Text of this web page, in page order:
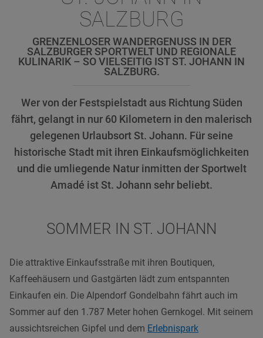
SALZBURG
GRENZENLOSER WANDERGENUSS IN DER
SALZBURGER SPORTWELT UND REGIONALE
KULINARIK – SO VIELSEITIG IST ST. JOHANN IN
SALZBURG.
Wer von der Festspielstadt aus Richtung Süden
fährt, gelangt in nur 60 Kilometern in den malerisch
gelegenen Urlaubsort St. Johann. Für seine
historische Stadt mit ihren Einkaufsmöglichkeiten
und die umliegende Natur inmitten der Sportwelt
Amadé ist St. Johann sehr beliebt.
SOMMER IN ST. JOHANN
Die attraktive Einkaufsstraße mit ihren Boutiquen,
Kaffeehäusern und Gastgärten lädt zum entspannten
Einkaufen ein. Die Alpendorf Gondelbahn fährt auch im
Sommer auf den 1.787 Meter hohen Gernkogel. Mit seinem
aussichtsreichen Gipfel und dem Erlebnispark